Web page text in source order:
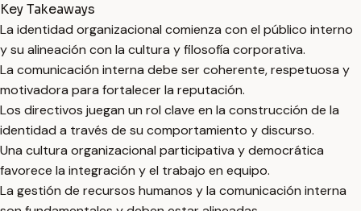
Key Takeaways
La identidad organizacional comienza con el público interno
y su alineación con la cultura y filosofía corporativa.
La comunicación interna debe ser coherente, respetuosa y
motivadora para fortalecer la reputación.
Los directivos juegan un rol clave en la construcción de la
identidad a través de su comportamiento y discurso.
Una cultura organizacional participativa y democrática
favorece la integración y el trabajo en equipo.
La gestión de recursos humanos y la comunicación interna